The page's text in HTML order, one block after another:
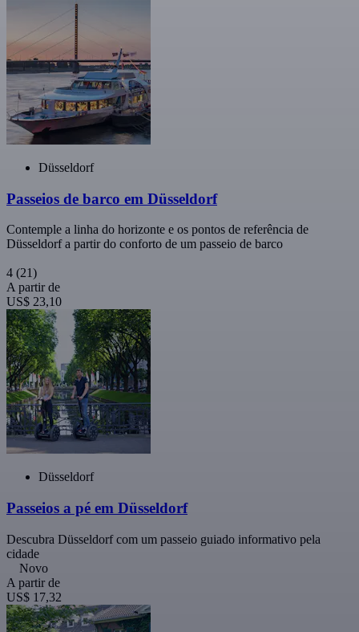
Düsseldorf
Passeios de barco em Düsseldorf
Contemple a linha do horizonte e os pontos de referência de
Düsseldorf a partir do conforto de um passeio de barco
4 (21)
A partir de
US$ 23,10
Düsseldorf
Passeios a pé em Düsseldorf
Descubra Düsseldorf com um passeio guiado informativo pela
cidade
Novo
A partir de
US$ 17,32